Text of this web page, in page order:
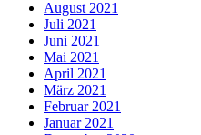
August 2021
Juli 2021
Juni 2021
Mai 2021
April 2021
März 2021
Februar 2021
Januar 2021